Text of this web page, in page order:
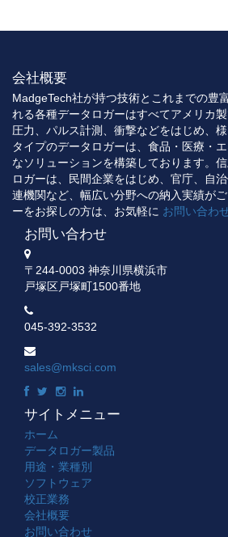
会社概要
MadgeTech社が持つ技術とこれまでの豊
れる各種データロガーはすべてアメリカ製
圧力、パルス計測、衝撃などをはじめ、
タイプのデータロガーは、食品・医療・
なソリューションを構築しております。
ロガーは、民間企業をはじめ、官庁、自
連機関など、幅広い分野への納入実績が
ーをお探しの方は、お気軽に お問い合わ
お問い合わせ
〒244-0003 神奈川県横浜市
戸塚区戸塚町1500番地
045-392-3532
sales@mksci.com
サイトメニュー
ホーム
データロガー製品
用途・業種別
ソフトウェア
校正業務
会社概要
お問い合わせ